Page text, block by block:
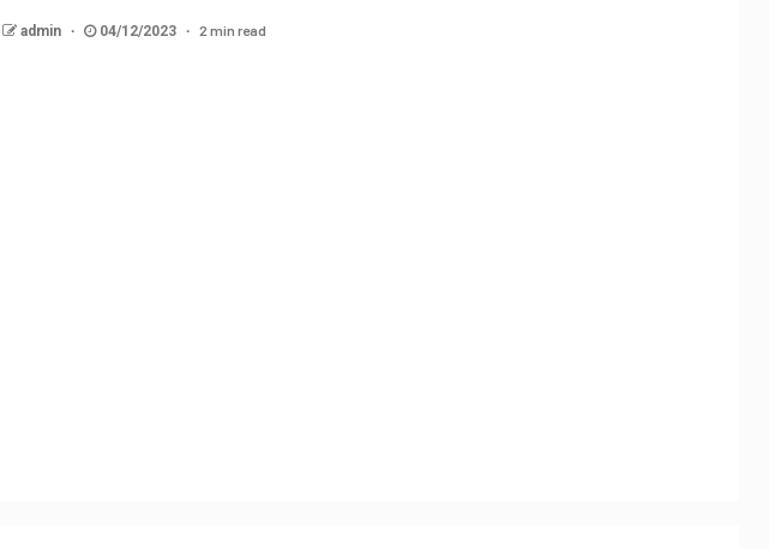
admin 04/12/2023 2 min read